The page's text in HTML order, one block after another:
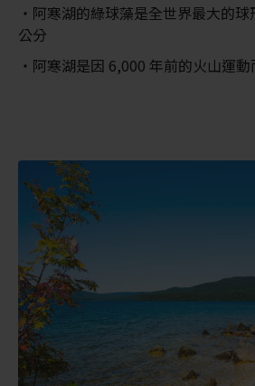
阿寒湖的綠球藻是全世界最大的
公分
阿寒湖是因 6,000 年前的火山運動